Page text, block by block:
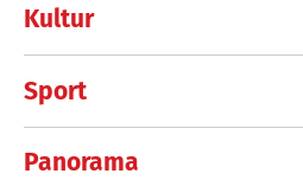
Kultur
Sport
Panorama